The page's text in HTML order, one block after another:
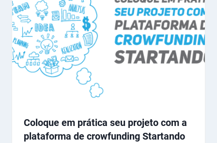
Coloque em prática seu projeto com a
plataforma de crowfunding Startando